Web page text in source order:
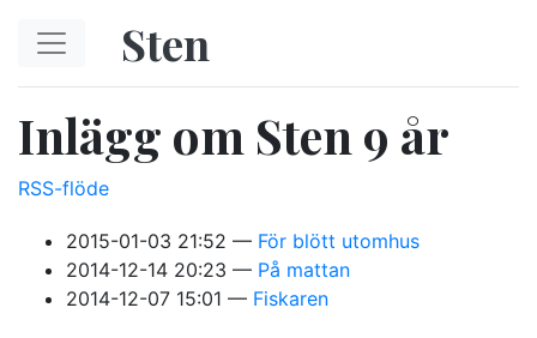
Sten
Inlägg om Sten 9 år
RSS-flöde
2015-01-03 21:52
För blött utomhus
2014-12-14 20:23
På mattan
2014-12-07 15:01
Fiskaren